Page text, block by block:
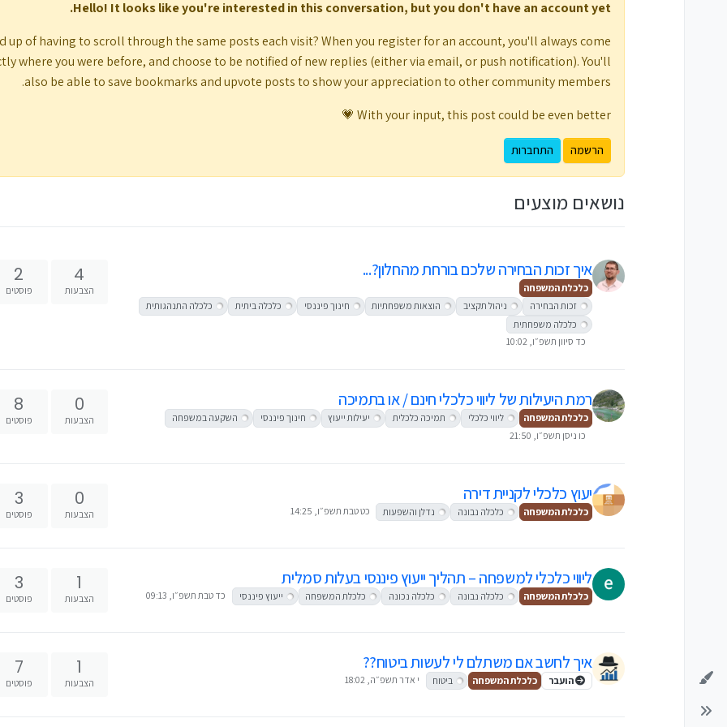
כשהערפל יורד על הארנק
תופעה נוספת שאני מזהה היא מה שאני מכנה "ערפל פיננסי" - חוסר ידיעה מדויק לגבי היקף החובות וההתחייבויות. משפחות שמגיעות
קרובות שהמצב הכלכלי שלהן גרוע בהרבה ממה שחשבו.
הבעיה מתחילה כשמתחילים לדחות תשלומי חובה - חשמל, מים, ארנונה. אלו תשלומי הבסיס של החיים המודרניים, ודחייתם מעידה
זוכר משפחה שדחתה תשלום ארנונה במשך שנה שלמה, עד שהגיעה הודעת עיקול שהקפיצה אותם למציאות.
הסימן המדאיג ביותר שאני פוגש הוא הסתרת מידע כלכלי בין בני זוג. ההסתרה מתחילה מרכישות קטנות ומגיעה לעיתים להסתרת
הדרך החוצה מתחילה בהכרה
בקרוב אעביר
בנושא, כחלק מהמאמץ לסייע לציבור להכיר את סימני האזהרה המוקדמים. כי המשבר הכלכלי האישי ניתן
איך לזהות אותו בזמן.
העתיד הכלכלי של המשפחה שלכם תלוי בהחלטות שאתם מקבלים היום. אל תחכו עד שיהיה מאוחר מדי.
Hello! It looks like you're interested in this conversation, but you don't have an account yet.
up of having to scroll through the same posts each visit? When you register for an account, you'll always come
where you were before, and choose to be notified of new replies (either via email, or push notification). You'll
also be able to save bookmarks and upvote posts to show your appreciation to other community members.
With your input, this post could be even better 💗
הרשמה התחברות
נושאים מוצעים
איך זכות הבחירה שלכם בורחת מהחלון?...
כלכלת המשפחה
זכות הבחירה
ניהול תקציב הוצאות משפחתיות חינוך פיננסי כלכלה ביתית
כלכלה התנהגותית
כלכלה משפחתית
כד סיוון תשפ״ו, 10:02
4
הצבעות
2
פוסטים
רמת היעילות של ליווי כלכלי חינם / או בתמיכה
כלכלת המשפחה ליווי כלכלי תמיכה כלכלית יעילות ייעוץ חינוך פיננסי
השקעה במשפחה
כו ניסן תשפ״ו, 21:50
0
הצבעות
8
פוסטים
יעוץ כלכלי לקניית דירה
כלכלת המשפחה כלכלה נבונה נדלן והשפעות כט טבת תשפ״ו, 14:25
0
הצבעות
3
פוסטים
ליווי כלכלי למשפחה – תהליך ייעוץ פיננסי בעלות סמלית
כלכלת המשפחה כלכלה נבונה כלכלה נכונה כלכלת המשפחה ייעוץ פיננסי כד טבת תשפ״ו, 09:13
1
הצבעות
3
פוסטים
איך לחשב אם משתלם לי לעשות ביטוח??
הועבר כלכלת המשפחה ביטוח י אדר תשפ״ה, 18:02
1
הצבעות
7
פוסטים